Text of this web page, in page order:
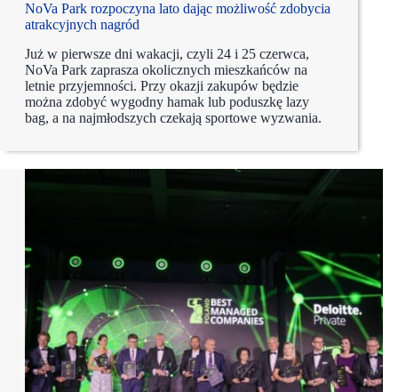
NoVa Park rozpoczyna lato dając możliwość zdobycia
atrakcyjnych nagród
Już w pierwsze dni wakacji, czyli 24 i 25 czerwca,
NoVa Park zaprasza okolicznych mieszkańców na
letnie przyjemności. Przy okazji zakupów będzie
można zdobyć wygodny hamak lub poduszkę lazy
bag, a na najmłodszych czekają sportowe wyzwania.